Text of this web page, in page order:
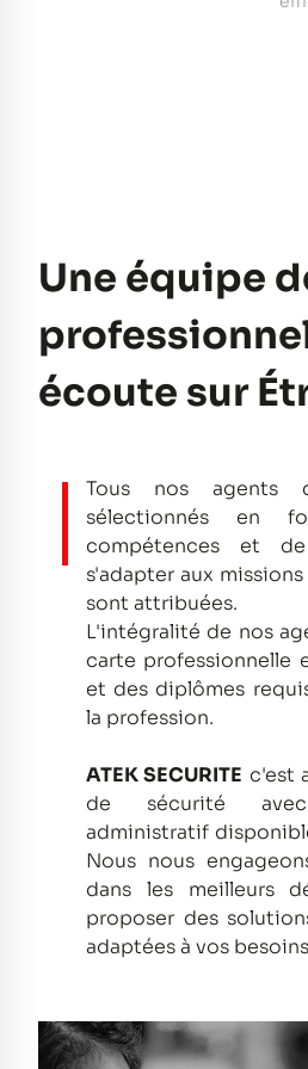
Une équipe
écoute sur
Tous nos agents
sélectionnés en
compétences et
s'adapter aux
sont attribuées.
L'intégralité de nos
carte professionnelle
et des diplômes
la profession.
ATEK SECURITE c'est
de sécurité
administratif
Nous nous
dans les meilleurs
proposer des
adaptées à vos